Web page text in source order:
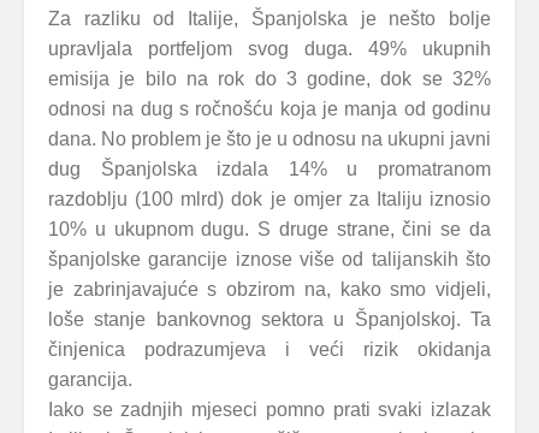
Za razliku od Italije, Španjolska je nešto bolje
upravljala portfeljom svog duga. 49% ukupnih
emisija je bilo na rok do 3 godine, dok se 32%
odnosi na dug s ročnošću koja je manja od godinu
dana. No problem je što je u odnosu na ukupni javni
dug Španjolska izdala 14% u promatranom
razdoblju (100 mlrd) dok je omjer za Italiju iznosio
10% u ukupnom dugu. S druge strane, čini se da
španjolske garancije iznose više od talijanskih što
je zabrinjavajuće s obzirom na, kako smo vidjeli,
loše stanje bankovnog sektora u Španjolskoj. Ta
činjenica podrazumjeva i veći rizik okidanja
garancija.
Iako se zadnjih mjeseci pomno prati svaki izlazak